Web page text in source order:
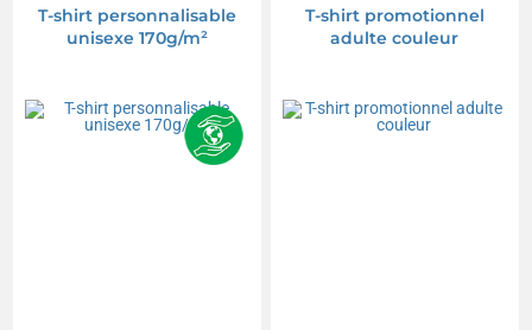
T-shirt personnalisable
unisexe 170g/m²
T-shirt promotionnel
adulte couleur